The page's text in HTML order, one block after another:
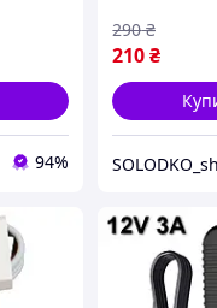
94%
210₴
290 ₴